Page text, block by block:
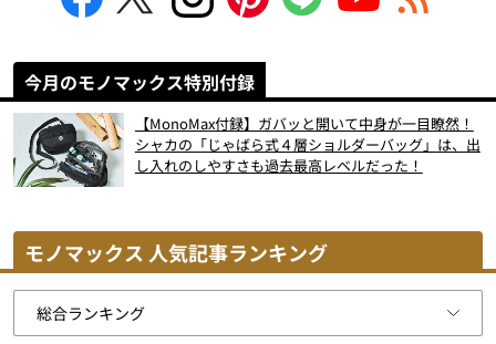
今月のモノマックス特別付録
【MonoMax付録】ガバッと開いて中身が一目瞭然！
シャカの「じゃばら式４層ショルダーバッグ」は、出
し入れのしやすさも過去最高レベルだった！
モノマックス 人気記事ランキング